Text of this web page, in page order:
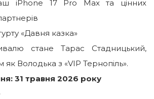
iPhone 17 Pro Max та цінних
«Давня казка»
стане Тарас Стадницький,
Володька з «VIP Тернопіль».
31 травня 2026 року